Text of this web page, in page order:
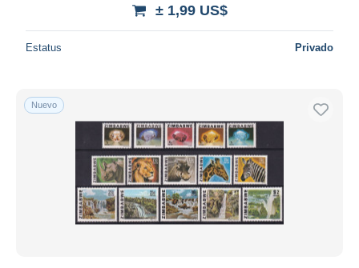
± 1,99 US$
Estatus Privado
Nuevo